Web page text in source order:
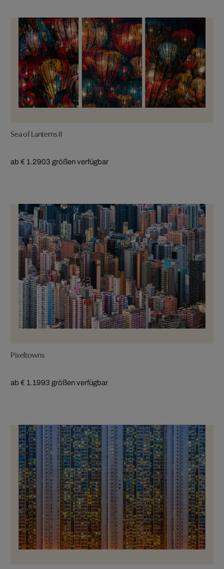
Sea of Lanterns II
ab € 1.2903 größen verfügbar
Pixeltowns
ab € 1.1993 größen verfügbar